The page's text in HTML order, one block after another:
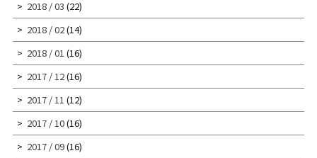
2018 / 03 (22)
2018 / 02(14)
2018 / 01 (16)
2017 / 12(16)
2017 / 11 (12)
2017 / 10(16)
2017 / 09(16)